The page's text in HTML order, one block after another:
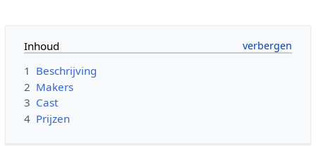
Inhoud
1 Beschrijving
2 Makers
3 Cast
4 Prijzen